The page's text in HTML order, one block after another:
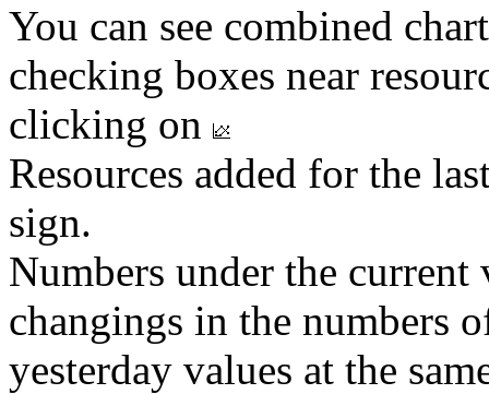
You can see combined
checking boxes near
clicking on
Resources added for the
sign.
Numbers under the
changings in the numbers
yesterday values at the